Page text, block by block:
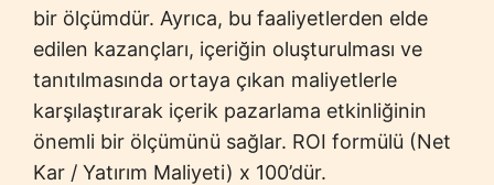
bir ölçümdür. Ayrıca, bu faaliyetlerden elde
edilen kazançları, içeriğin oluşturulması ve
tanıtılmasında ortaya çıkan maliyetlerle
karşılaştırarak içerik pazarlama etkinliğinin
önemli bir ölçümünü sağlar. ROI formülü (Net
Kar / Yatırım Maliyeti) x 100’dür.